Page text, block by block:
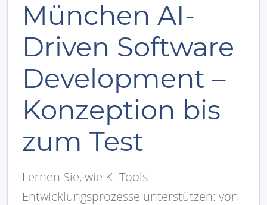
München AI-
Driven Software
Development –
Konzeption bis
zum Test
Lernen Sie, wie KI-Tools
Entwicklungsprozesse unterstützen: von